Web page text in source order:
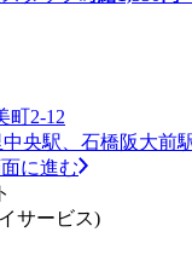
町2-12
央駅、石橋阪大前
に進む
サービス)